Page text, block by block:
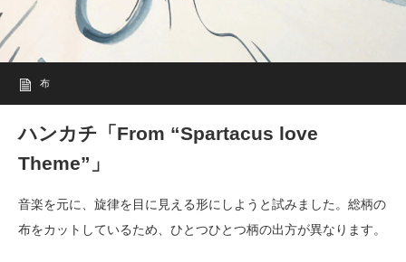
布
ハンカチ「From “Spartacus love
Theme”」
音楽を元に、旋律を目に見える形にしようと試みました。総柄の
布をカットしているため、ひとつひとつ柄の出方が異なります。